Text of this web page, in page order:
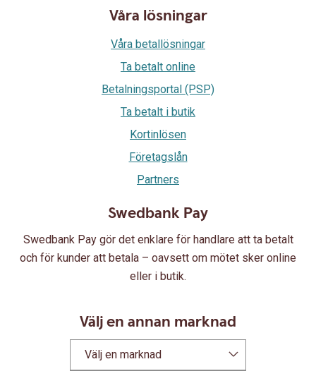
Swedbank Pay
Swedbank Pay gör det enklare för handlare att ta betalt
och för kunder att betala – oavsett om mötet sker online
eller i butik.
Välj en annan marknad
Välj en marknad
Våra lösningar
Våra betallösningar
Ta betalt online
Betalningsportal (PSP)
Ta betalt i butik
Kortinlösen
Företagslån
Partners